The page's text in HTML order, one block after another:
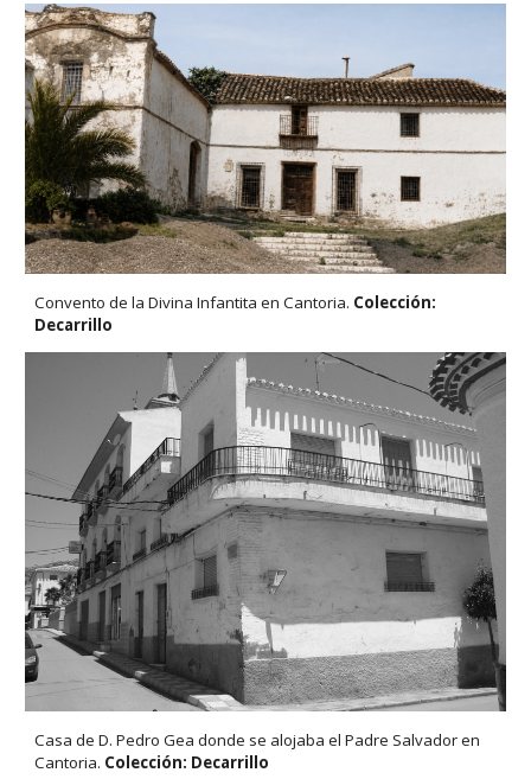
Convento de la Divina Infantita en Cantoria. Colección:
Decarrillo
Casa de D. Pedro Gea donde se alojaba el Padre Salvador en
Cantoria. Colección: Decarrillo